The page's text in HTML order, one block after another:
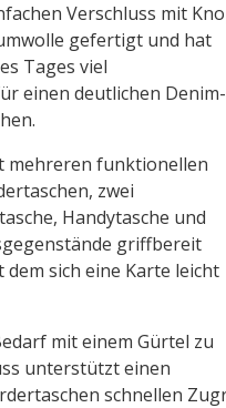
Verschluss mit
gefertigt und hat
Tages viel
einen deutlichen Denim-
mehreren funktionellen
zwei
Handytasche und
griffbereit
sich eine Karte leicht
mit einem Gürtel zu
unterstützt einen
schnellen